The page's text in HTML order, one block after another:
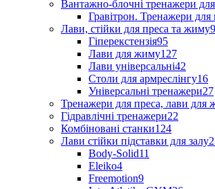
Вантажно-блочні тренажери для
Гравітрон. Тренажери для
Лави, стійки для преса та жиму
Гіперекстензія95
Лави для жиму127
Лави універсальні42
Столи для армреслінгу16
Універсальні тренажери27
Тренажери для преса, лави для
Гідравлічні тренажери22
Комбіновані станки124
Лави стійки підставки для залу
Body-Solid11
Eleiko4
Freemotion9